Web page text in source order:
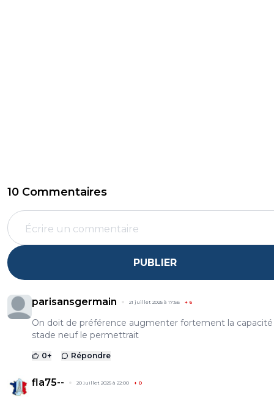
10 Commentaires
PUBLIER
parisansgermain 21 juillet 2025 à 17:56 + 6
On doit de préférence augmenter fortement la capacité
stade neuf le permettrait
0+ Répondre
fla75-- 20 juillet 2025 à 22:00 + 0